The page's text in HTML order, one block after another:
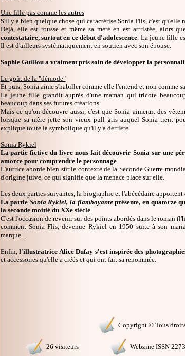
Une fille pas comme les autres
S'il y a bien quelque chose qui caractérise Sonia Flis, c'est qu'elle
Déjà, elle est rousse et même sa mère en est attristée, alors
contestataire, surtout en ce début d'adolescence . La jeune fille
Il est d'ailleurs systématiquement en soutien avec son épouse.
Sophie Guillou a vraiment pris soin de développer la
Le goût de la "démode"
Et puis, Sonia aime s'habiller comme elle l'entend et non comme
La jeune fille grandit auprès d'une maman qui tricote
beaucoup dans ses futures créations.
Mais ce qu'on découvre aussi, c'est que Sonia aimerait des
lorsque sa mère jette son vieux pull gris auquel Sonia tient
explique toute la symbolique qu'il y a derrière.
Sonia Rykiel
La partie fictive du livre nous fait découvrir Sonia sur une
amorce pour comprendre le personnage.
L'autrice aborde bien sûr le contexte de la Seconde Guerre
d'origine juive, ce qui signifie que la menace place sur elle.
Les deux parties suivantes, la biographie et l'abécédaire apportent
La partie Sonia Rykiel, la flamboyanteprésente, en quatorze
la seconde moitié du XXe siècle.
C'est l'occasion de revenir sur des points abordés dans le roman
comment Sonia Flis, devenue Rykiel en 1950 suite à son
marque...
Enfin,l'illustratrice Alice Dufay s'est inspirée des
et accessoires qu'elle a créés et qui ont fait sa renommée.
Copyright © Tous
26 visiteurs Webzine ISSN